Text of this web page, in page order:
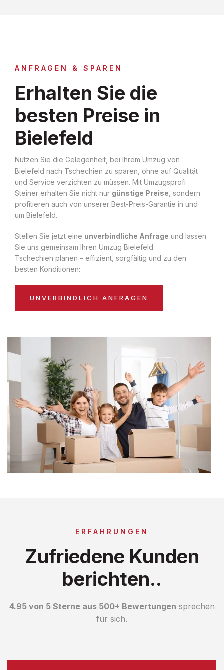
ANFRAGEN & SPAREN
Erhalten Sie die
besten Preise in
Bielefeld
Nutzen Sie die Gelegenheit, bei Ihrem Umzug von
Bielefeld nach Tschechien zu sparen, ohne auf Qualität
und Service verzichten zu müssen. Mit Umzugsprofi
Steiner erhalten Sie nicht nur günstige Preise , sondern
profitieren auch von unserer Best-Preis-Garantie in und
um Bielefeld.
Stellen Sie jetzt eine unverbindliche Anfrage und lassen
Sie uns gemeinsam Ihren Umzug Bielefeld
Tschechien planen – effizient, sorgfältig und zu den
besten Konditionen:
UNVERBINDLICH ANFRAGEN
ERFAHRUNGEN
Zufriedene Kunden
berichten..
4.95 von 5 Sterne aus 500+ Bewertungen sprechen
für sich.